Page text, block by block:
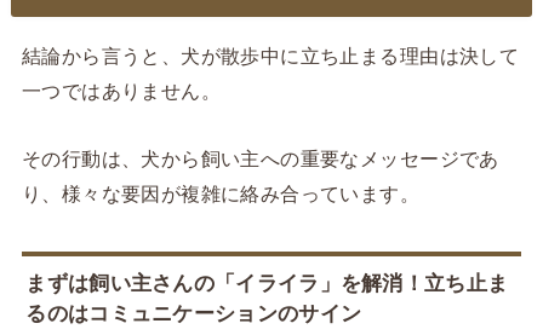
結論から言うと、犬が散歩中に立ち止まる理由は決して
一つではありません。
その行動は、犬から飼い主への重要なメッセージであ
り、様々な要因が複雑に絡み合っています。
まずは飼い主さんの「イライラ」を解消！立ち止ま
るのはコミュニケーションのサイン